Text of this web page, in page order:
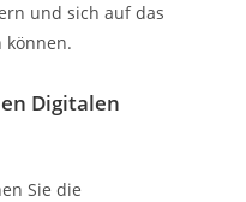
und sich auf das
können.
Digitalen
Sie die